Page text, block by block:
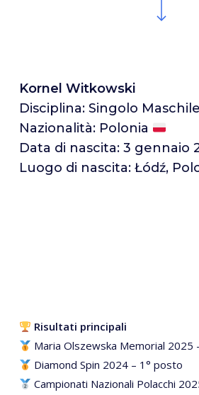
Kornel Witkowski
Disciplina: Singolo Maschile
Nazionalità: Polonia
Data di nascita: 3 gennaio
Luogo di nascita: Łódź,
Risultati principali
Maria Olszewska Memorial 2025
Diamond Spin 2024 – 1° posto
Campionati Nazionali Polacchi